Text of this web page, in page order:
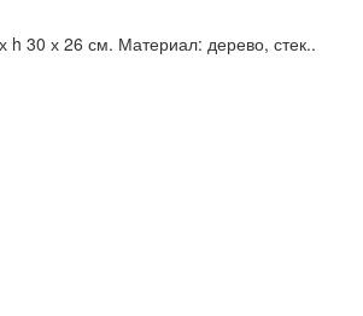
h 30 х 26 см. Материал: дерево, стек..